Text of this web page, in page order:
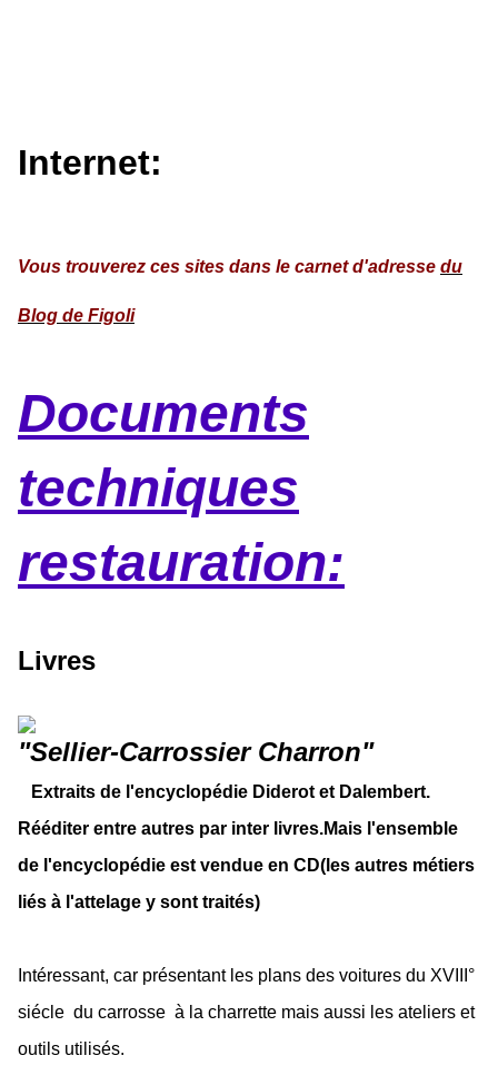
Internet:
Vous trouverez ces sites dans le carnet d'adresse du
Blog de Figoli
Documents
techniques
restauration:
Livres
"Sellier-Carrossier Charron"
Extraits de l'encyclopédie Diderot et Dalembert.
Rééditer entre autres par inter livres.Mais l'ensemble
de l'encyclopédie est vendue en CD(les autres métiers
liés à l'attelage y sont traités)
Intéressant, car présentant les plans des voitures du XVIII°
siécle du carrosse à la charrette mais aussi les ateliers et
outils utilisés.